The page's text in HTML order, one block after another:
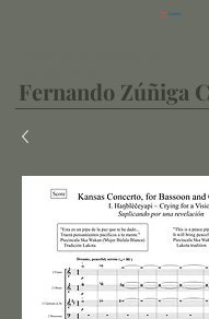
Carrito
Fernando Zúñiga